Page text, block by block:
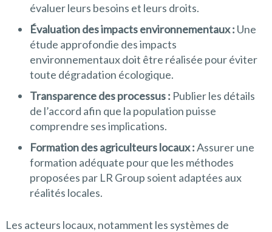
évaluer leurs besoins et leurs droits.
Évaluation des impacts environnementaux : Une
étude approfondie des impacts
environnementaux doit être réalisée pour éviter
toute dégradation écologique.
Transparence des processus : Publier les détails
de l’accord afin que la population puisse
comprendre ses implications.
Formation des agriculteurs locaux :Assurer une
formation adéquate pour que les méthodes
proposées par LR Group soient adaptées aux
réalités locales.
Les acteurs locaux, notamment les systèmes de